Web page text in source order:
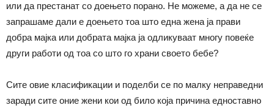
или да престанат со доењето порано. Не можеме, а да не се
запрашаме дали е доењето тоа што една жена ја прави
добра мајка или добрата мајка ја одликуваат многу повеќе
други работи од тоа со што го храни своето бебе?
Сите овие класификации и поделби се по малку неправедни
заради сите оние жени кои од било која причина едноставно